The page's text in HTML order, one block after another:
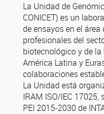
La Unidad de
CONICET) es un
de ensayos en el
profesionales del
biotecnológico y de
América Latina y
colaboraciones
La Unidad está
IRAM ISO/IEC 17025,
PEI 2015-2030 de